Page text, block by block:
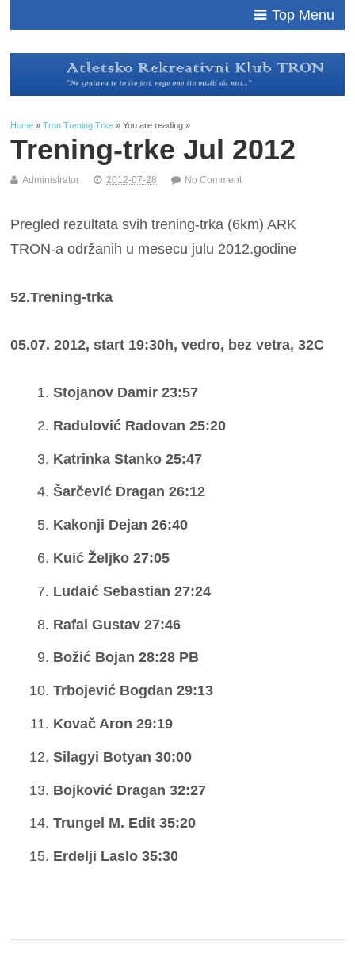
Top Menu
Home »Tron Trening Trke » You are reading »
Trening-trke Jul 2012
Administrator 2012-07-28 No Comment
Pregled rezultata svih trening-trka (6km) ARK
TRON-a održanih u mesecu julu 2012.godine
52.Trening-trka
05.07. 2012, start 19:30h, vedro, bez vetra, 32C
Stojanov Damir 23:57
Radulović Radovan 25:20
Katrinka Stanko 25:47
Šarčević Dragan 26:12
Kakonji Dejan 26:40
Kuić Željko 27:05
Ludaić Sebastian 27:24
Rafai Gustav 27:46
Božić Bojan 28:28 PB
Trbojević Bogdan 29:13
Kovač Aron 29:19
Silagyi Botyan 30:00
Bojković Dragan 32:27
Trungel M. Edit 35:20
Erdelji Laslo 35:30